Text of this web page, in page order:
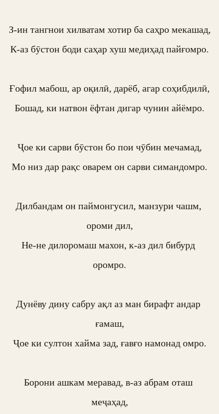
З-ин тангнои хилватам хотир ба саҳро мекашад,
К-аз бӯстон боди саҳар хуш медиҳад пайғомро.
Ғофил мабош, ар оқилӣ, дарёб, агар соҳибдилӣ,
Бошад, ки натвон ёфтан дигар чунин айёмро.
Ҷое ки сарви бӯстон бо пои чӯбин мечамад,
Мо низ дар рақс оварем он сарви симандомро.
Дилбандам он паймонгусил, манзури чашм,
ороми дил,
Не-не дилоромаш махон, к-аз дил бибурд
оромро.
Дунёву дину сабру ақл аз ман бирафт андар
ғамаш,
Ҷое ки султон хайма зад, ғавғо намонад омро.
Борони ашкам меравад, в-аз абрам оташ
меҷаҳад,